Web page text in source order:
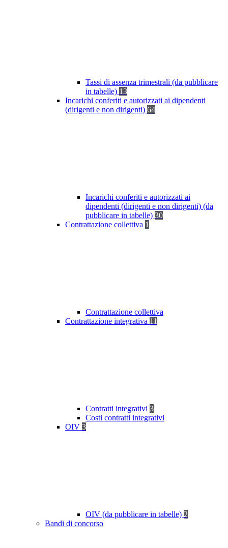
Tassi di assenza trimestrali (da pubblicare
in tabelle) 13
Incarichi conferiti e autorizzati ai dipendenti
(dirigenti e non dirigenti) 64
Incarichi conferiti e autorizzati ai
dipendenti (dirigenti e non dirigenti) (da
pubblicare in tabelle) 30
Contrattazione collettiva 1
Contrattazione collettiva
Contrattazione integrativa 11
Contratti integrativi 3
Costi contratti integrativi
OIV 3
OIV (da pubblicare in tabelle) 2
Bandi di concorso